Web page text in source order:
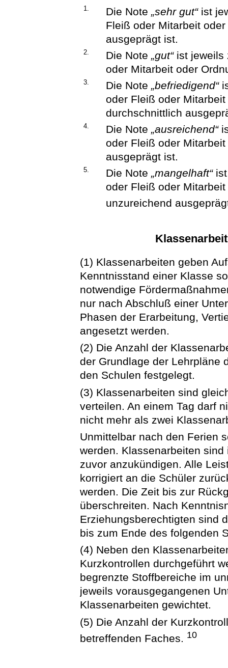
1. Die Note „sehr gut“ist
Fleiß oder Mitarbeit
ausgeprägt ist.
2. Die Note „gut“ist jeweils
oder Mitarbeit oder
3. Die Note „befriedigend“
oder Fleiß oder
durchschnittlich
4. Die Note „ausreichend“
oder Fleiß oder
ausgeprägt ist.
5. Die Note „mangelhaft“ist
oder Fleiß oder
unzureichend
(1) Klassenarbeiten geben
Kenntnisstand einer Klasse
notwendige
nur nach Abschluß einer
Phasen der Erarbeitung,
angesetzt werden.
(2) Die Anzahl der
der Grundlage der Lehrpläne
den Schulen festgelegt.
(3) Klassenarbeiten sind
verteilen. An einem Tag darf
nicht mehr als zwei
Unmittelbar nach den Ferien
werden. Klassenarbeiten
zuvor anzukündigen. Alle
korrigiert an die Schüler
werden. Die Zeit bis zur
überschreiten. Nach
Erziehungsberechtigten sind
bis zum Ende des folgenden
(4) Neben den
Kurzkontrollen durchgeführt
begrenzte Stoffbereiche im
jeweils vorausgegangenen
Klassenarbeiten gewichtet.
(5) Die Anzahl der
betreffenden Faches. 10